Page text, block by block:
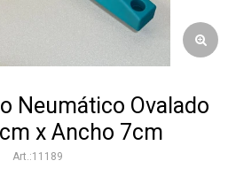
Neumático Ovalado
x Ancho 7cm
11189